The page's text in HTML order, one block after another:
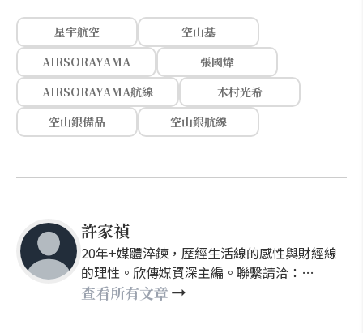
星宇航空
空山基
AIRSORAYAMA
張國煒
AIRSORAYAMA航線
木村光希
空山銀備品
空山銀航線
許家禎
20年+媒體淬鍊，歷經生活線的感性與財經線
的理性。欣傳媒資深主編。聯繫請洽：
nellyhsu@xinmedia.com
查看所有文章